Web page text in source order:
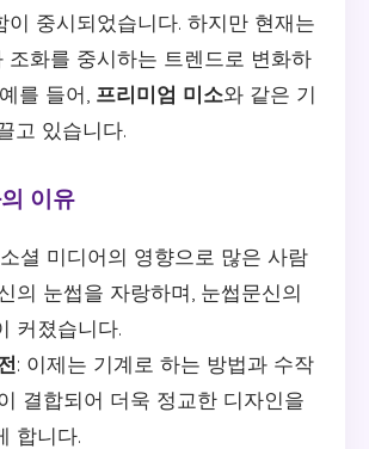
이 중시되었습니다. 하지만 현재는
조화를 중시하는 트렌드로 변화하
를 들어, 프리미엄 미소와 같은 기
고 있습니다.
이유
셜 미디어의 영향으로 많은 사람
의 눈썹을 자랑하며, 눈썹문신의
커졌습니다.
: 이제는 기계로 하는 방법과 수작
결합되어 더욱 정교한 디자인을
합니다.